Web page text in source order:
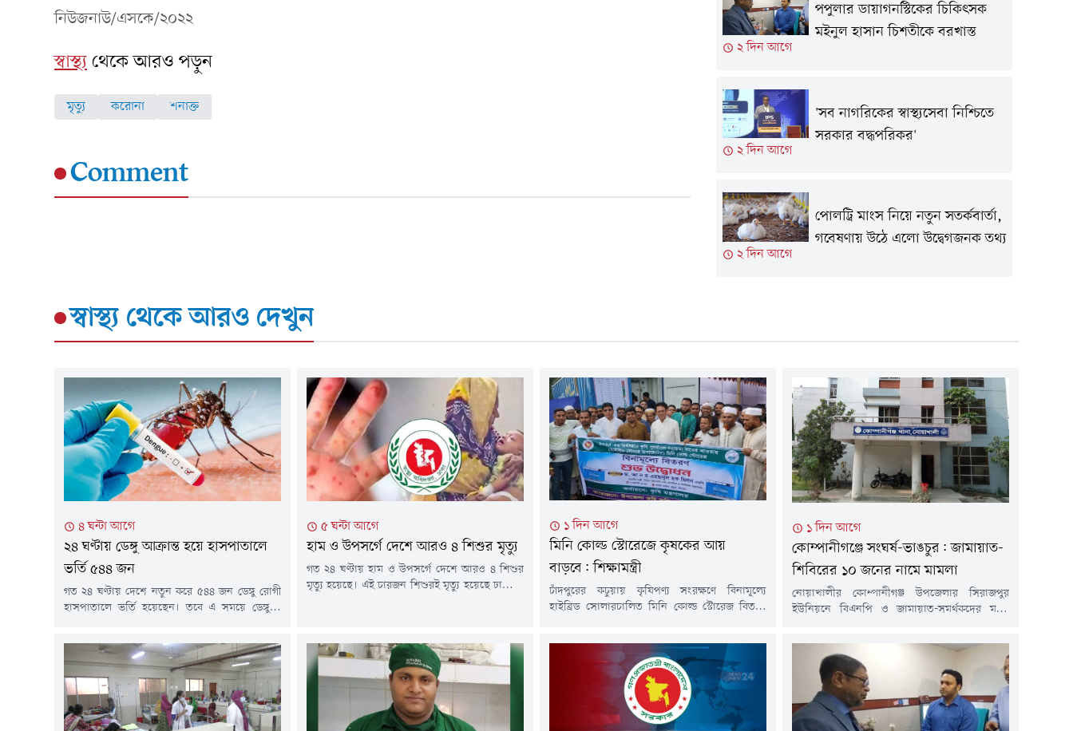
নিউজনাউ/এসকে/২০২২
স্বাস্থ্যথেকে আরও পড়ুন
মৃত্যু করোনা শনাক্ত
Comment
২ দিন আগে
পপুলার ডায়াগনস্টিকের চিকিৎসক
মইনুল হাসান চিশতীকে বরখাস্ত
২ দিন আগে
'সব নাগরিকের স্বাস্থ্যসেবা নিশ্চিতে
সরকার বদ্ধপরিকর'
২ দিন আগে
পোলট্রি মাংস নিয়ে নতুন সতর্কবার্তা,
গবেষণায় উঠে এলো উদ্বেগজনক তথ্য
স্বাস্থ্য থেকে আরও দেখুন
৪ ঘন্টা আগে
২৪ ঘণ্টায় ডেঙ্গু আক্রান্ত হয়ে হাসপাতালে
ভর্তি ৫৪৪ জন
গত ২৪ ঘণ্টায় দেশে নতুন করে ৫৪৪ জন ডেঙ্গু রোগী
হাসপাতালে ভর্তি হয়েছেন। তবে এ সময়ে ডেঙ্গুতে
শনিবার (৮ আগস্ট) স্বাস্থ্য অধিদফতরের হেলথ
ইমার্জেন্সি অপারেশন সেন্টার ও কন্ট্রোলরুমের
প্রকাশিত ডেঙ্গুবিষয়ক বিজ্ঞপ্তিতে এসব তথ্য জানানো
হয়।বিজ্ঞপ্তিতে বলা হয়, নতুন ভর্তি হওয়া ডেঙ্গু
রোগীদের মধ্যে ঢাকা...
৫ ঘন্টা আগে
হাম ও উপসর্গে দেশে আরও ৪ শিশুর মৃত্যু
গত ২৪ ঘণ্টায় হাম ও উপসর্গে দেশে আরও ৪ শিশুর
মৃত্যু হয়েছে। এই চারজন শিশুরই মৃত্যু হয়েছে ঢাকায়।
আগস্ট) দুপুরের পর স্বাস্থ্য অধিদফতরের হাম-বিষয়ক
হালনাগাদ...
১ দিন আগে
মিনি কোল্ড স্টোরেজে কৃষকের আয়
বাড়বে: শিক্ষামন্ত্রী
চাঁদপুরের কচুয়ায় কৃষিপণ্য সংরক্ষণে বিনামূল্যে
হাইব্রিড সোলারচালিত মিনি কোল্ড স্টোরেজ বিতরণ
উৎপাদিত ফসল সংরক্ষণ, ন্যায্যমূল্য নিশ্চিত এবং
আয় বৃদ্ধিতে গুরুত্বপূর্ণ ভূমিকা রাখবে বলে মন্তব্য
করেছেন শিক্ষা, প্রাথমিক ও গণশিক্ষা মন্ত্রী ড. আ ন ম
এহসানুল হক মিলন।শুক্রবার বিকেলে...
১ দিন আগে
কোম্পানীগঞ্জে সংঘর্ষ-ভাঙচুর: জামায়াত-
শিবিরের ১০ জনের নামে মামলা
নোয়াখালীর কোম্পানীগঞ্জ উপজেলার সিরাজপুর
ইউনিয়নে বিএনপি ও জামায়াত-সমর্থকদের মধ্যে
ঘটনায় জামায়াত-শিবিরের ১০ নেতাকর্মীর নাম উল্লেখ
করে অজ্ঞাত আরও ৩০ থেকে ৪০ জনকে আসামি করে
মামলা দায়ের করা হয়েছে।শুক্রবার সকালে
কোম্পানীগঞ্জ থানার ভারপ্রাপ্ত কর্মকর্তা (ওসি)
মোহাম্মদ নুরুল হাকিম বিষয়টি নিশ্চিত করেন।
মামলার বাদী হয়েছেন স্থানীয়...